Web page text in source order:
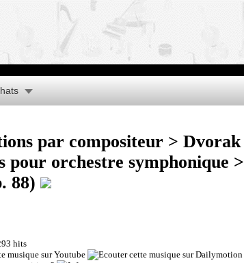
par compositeur > Dvorak
pour orchestre symphonique >
88)
hits